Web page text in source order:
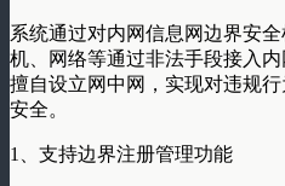
系统通过对内网信息网边界安
机、网络等通过非法手段接入
擅自设立网中网，实现对违规
安全。
1、支持边界注册管理功能